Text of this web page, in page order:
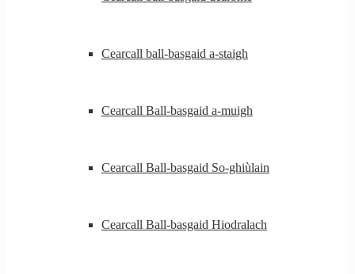
Cearcall ball-basgaid a-staigh
Cearcall Ball-basgaid a-muigh
Cearcall Ball-basgaid So-ghiùlain
Cearcall Ball-basgaid Hiodralach